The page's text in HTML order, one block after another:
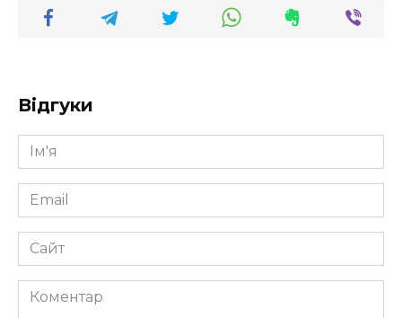
Відгуки
Ім'я
*
Email
*
Сайт
Коментар